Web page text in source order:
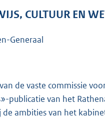
CULTUUR EN
Generaal
de vaste commissie
publicatie van het
de ambities van het